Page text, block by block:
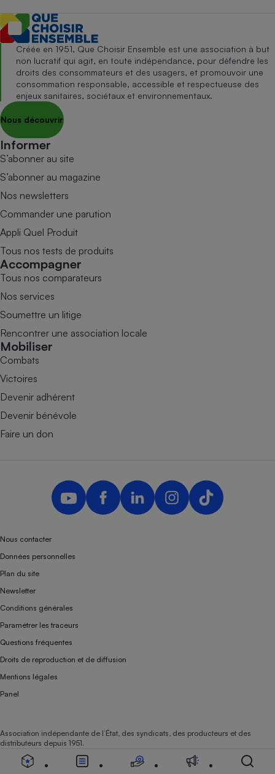
Créée en 1951, Que Choisir Ensemble est une association à but
non lucratif qui agit, en toute indépendance, pour défendre les
droits des consommateurs et des usagers, et promouvoir une
consommation responsable, accessible et respectueuse des
enjeux sanitaires, sociétaux et environnementaux.
Nous découvrir
Informer
S’abonner au site
S’abonner au magazine
Nos newsletters
Commander une parution
Appli Quel Produit
Tous nos tests de produits
Accompagner
Tous nos comparateurs
Nos services
Soumettre un litige
Rencontrer une association locale
Mobiliser
Combats
Victoires
Devenir adhérent
Devenir bénévole
Faire un don
Nous contacter
Données personnelles
Plan du site
Newsletter
Conditions générales
Paramétrer les traceurs
Questions fréquentes
Droits de reproduction et de diffusion
Mentions légales
Panel
Association indépendante de l’État, des syndicats, des producteurs et des
distributeurs depuis 1951.